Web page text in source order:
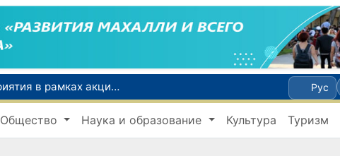
По всей республике продолжаются мероприятия в рамках акции «Актуальные 40 дней»
Оказавшийся в сложной ситуации в Германии соотечественник возвращен в Узбекистан
В Узбекистане определили порядок создания и эксплуатации платных автодорог
Рус
Общество Наука и образование Культура Туризм